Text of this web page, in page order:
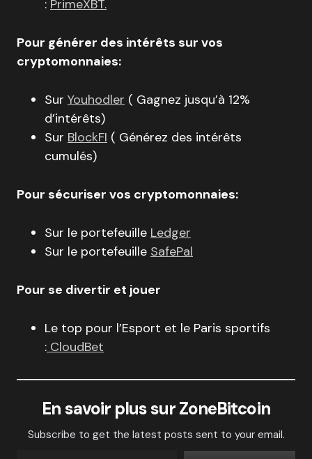
: PrimeXBT.
Pour générer des intérêts sur vos
cryptomonnaies:
Sur Youhodler ( Gagnez jusqu’à 12%
d’intérêts)
Sur BlockFI ( Générez des intérêts
cumulés)
Pour sécuriser vos cryptomonnaies:
Sur le portefeuille Ledger
Sur le portefeuille SafePal
Pour se divertir et jouer
Le top pour l’Esport et le Paris sportifs
: CloudBet
En savoir plus sur ZoneBitcoin
Subscribe to get the latest posts sent to your email.